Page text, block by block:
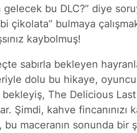
gelecek bu DLC?” diye
çikolata” bulmaya
kaybolmuş!
sabırla bekleyen
dolu bu hikaye,
The Delicious Last
Şimdi, kahve fincanınızı
maceranın sonunda bir